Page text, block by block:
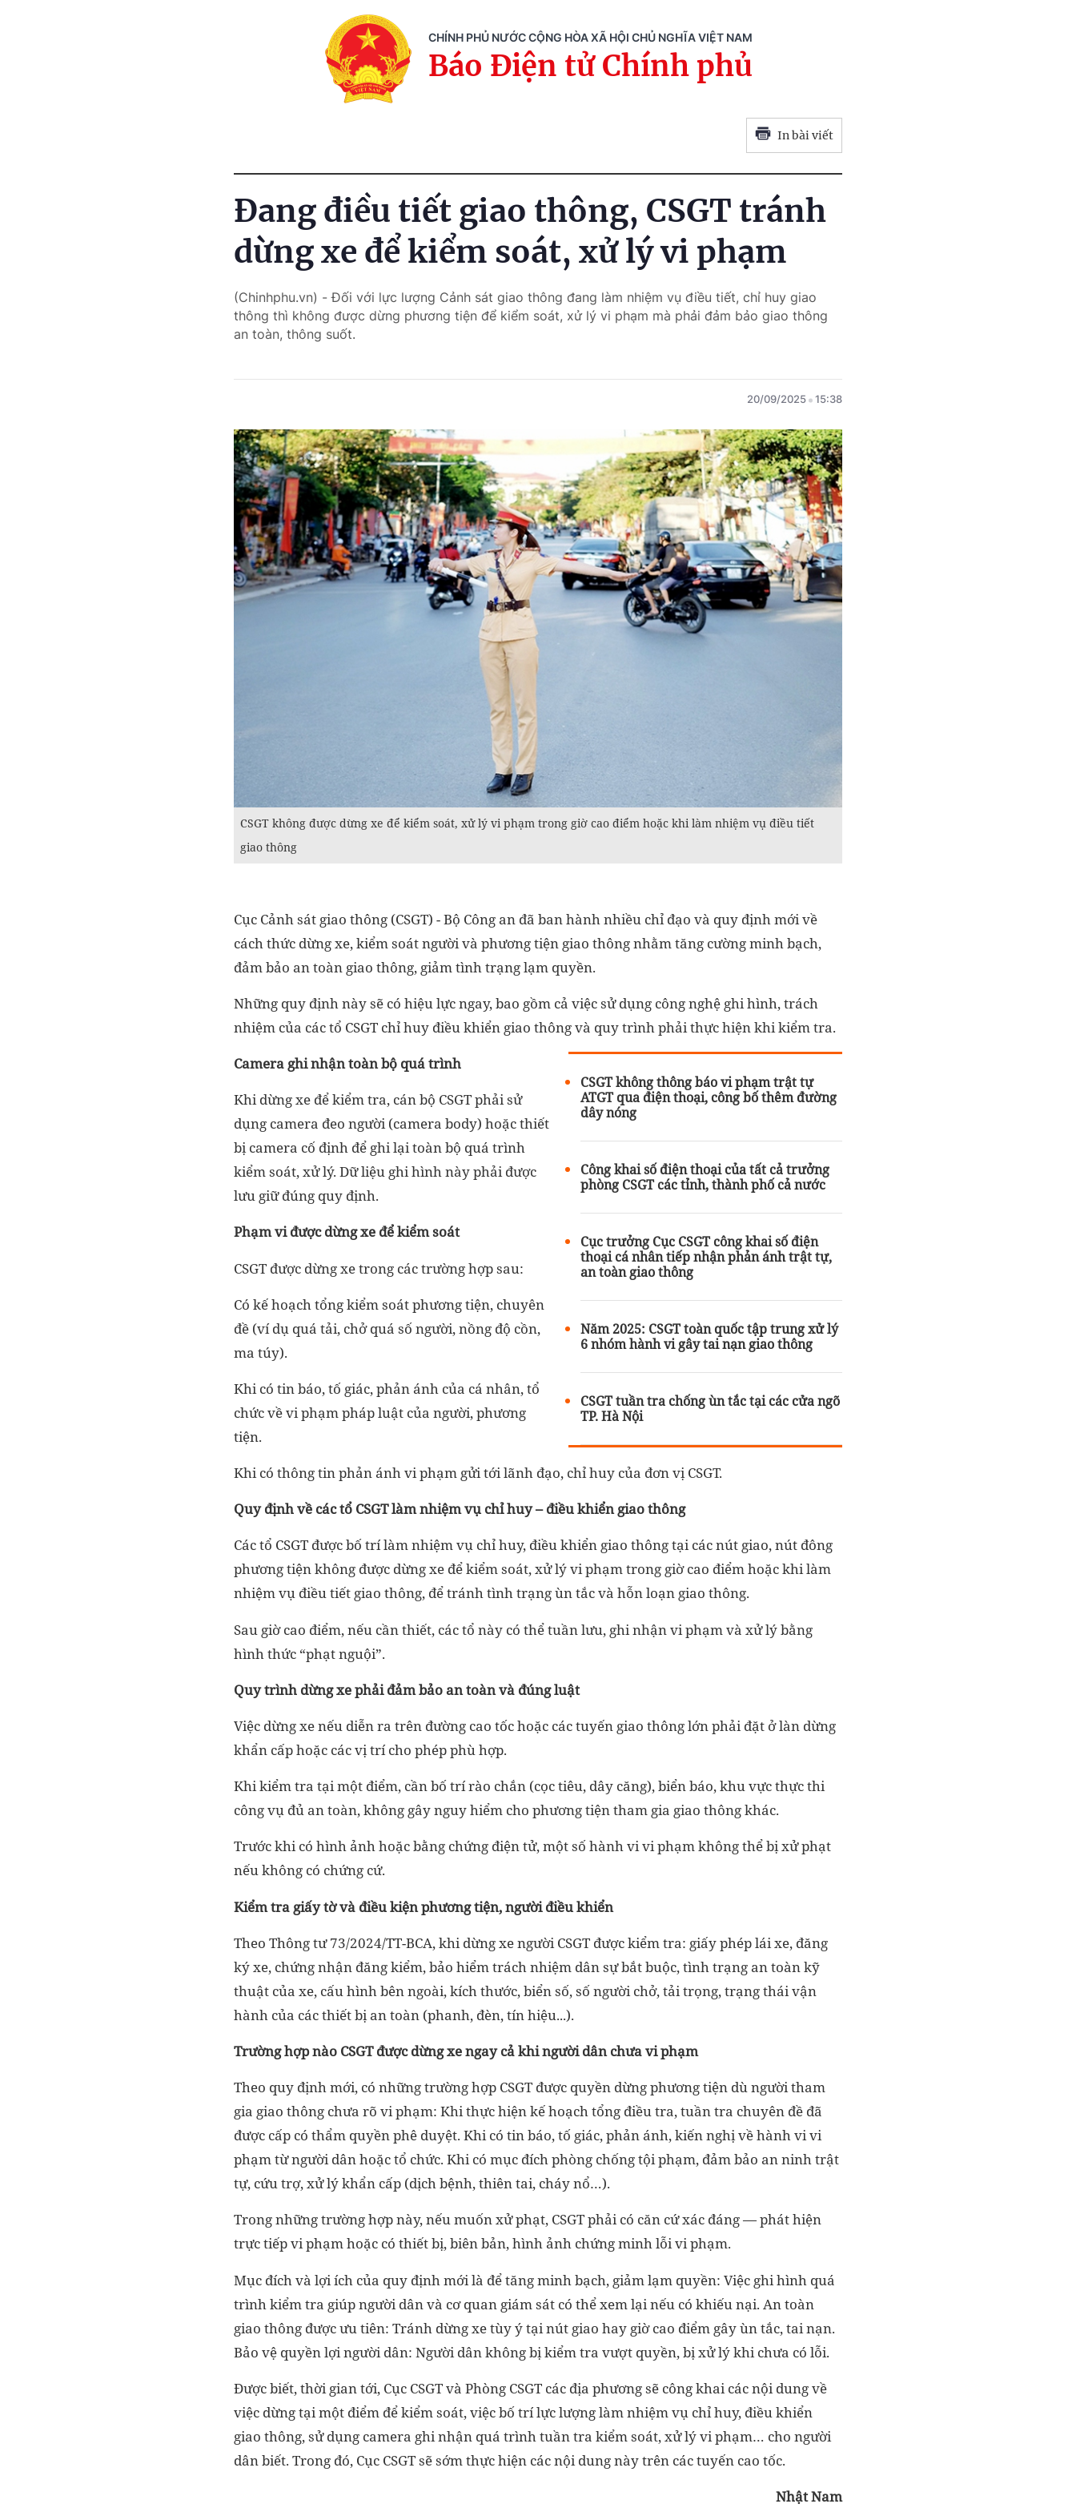
CHÍNH PHỦ NƯỚC CỘNG HÒA XÃ HỘI CHỦ NGHĨA VIỆT NAM
Báo Điện tử Chính phủ
In bài viết
Đang điều tiết giao thông, CSGT tránh
dừng xe để kiểm soát, xử lý vi phạm
(Chinhphu.vn) - Đối với lực lượng Cảnh sát giao thông đang làm nhiệm vụ điều tiết, chỉ huy giao
thông thì không được dừng phương tiện để kiểm soát, xử lý vi phạm mà phải đảm bảo giao thông
an toàn, thông suốt.
20/09/2025 15:38
CSGT không được dừng xe để kiểm soát, xử lý vi phạm trong giờ cao điểm hoặc khi làm nhiệm vụ điều tiết
giao thông
Cục Cảnh sát giao thông (CSGT) - Bộ Công an đã ban hành nhiều chỉ đạo và quy định mới về
cách thức dừng xe, kiểm soát người và phương tiện giao thông nhằm tăng cường minh bạch,
đảm bảo an toàn giao thông, giảm tình trạng lạm quyền.
Những quy định này sẽ có hiệu lực ngay, bao gồm cả việc sử dụng công nghệ ghi hình, trách
nhiệm của các tổ CSGT chỉ huy điều khiển giao thông và quy trình phải thực hiện khi kiểm tra.
CSGT không thông báo vi phạm trật tự
ATGT qua điện thoại, công bố thêm đường
dây nóng
Công khai số điện thoại của tất cả trưởng
phòng CSGT các tỉnh, thành phố cả nước
Cục trưởng Cục CSGT công khai số điện
thoại cá nhân tiếp nhận phản ánh trật tự,
an toàn giao thông
Năm 2025: CSGT toàn quốc tập trung xử lý
6 nhóm hành vi gây tai nạn giao thông
CSGT tuần tra chống ùn tắc tại các cửa ngõ
TP. Hà Nội
Camera ghi nhận toàn bộ quá trình
Khi dừng xe để kiểm tra, cán bộ CSGT phải sử
dụng camera đeo người (camera body) hoặc thiết
bị camera cố định để ghi lại toàn bộ quá trình
kiểm soát, xử lý. Dữ liệu ghi hình này phải được
lưu giữ đúng quy định.
Phạm vi được dừng xe để kiểm soát
CSGT được dừng xe trong các trường hợp sau:
Có kế hoạch tổng kiểm soát phương tiện, chuyên
đề (ví dụ quá tải, chở quá số người, nồng độ cồn,
ma túy).
Khi có tin báo, tố giác, phản ánh của cá nhân, tổ
chức về vi phạm pháp luật của người, phương
tiện.
Khi có thông tin phản ánh vi phạm gửi tới lãnh đạo, chỉ huy của đơn vị CSGT.
Quy định về các tổ CSGT làm nhiệm vụ chỉ huy – điều khiển giao thông
Các tổ CSGT được bố trí làm nhiệm vụ chỉ huy, điều khiển giao thông tại các nút giao, nút đông
phương tiện không được dừng xe để kiểm soát, xử lý vi phạm trong giờ cao điểm hoặc khi làm
nhiệm vụ điều tiết giao thông, để tránh tình trạng ùn tắc và hỗn loạn giao thông.
Sau giờ cao điểm, nếu cần thiết, các tổ này có thể tuần lưu, ghi nhận vi phạm và xử lý bằng
hình thức “phạt nguội”.
Quy trình dừng xe phải đảm bảo an toàn và đúng luật
Việc dừng xe nếu diễn ra trên đường cao tốc hoặc các tuyến giao thông lớn phải đặt ở làn dừng
khẩn cấp hoặc các vị trí cho phép phù hợp.
Khi kiểm tra tại một điểm, cần bố trí rào chắn (cọc tiêu, dây căng), biển báo, khu vực thực thi
công vụ đủ an toàn, không gây nguy hiểm cho phương tiện tham gia giao thông khác.
Trước khi có hình ảnh hoặc bằng chứng điện tử, một số hành vi vi phạm không thể bị xử phạt
nếu không có chứng cứ.
Kiểm tra giấy tờ và điều kiện phương tiện, người điều khiển
Theo Thông tư 73/2024/TT-BCA, khi dừng xe người CSGT được kiểm tra: giấy phép lái xe, đăng
ký xe, chứng nhận đăng kiểm, bảo hiểm trách nhiệm dân sự bắt buộc, tình trạng an toàn kỹ
thuật của xe, cấu hình bên ngoài, kích thước, biển số, số người chở, tải trọng, trạng thái vận
hành của các thiết bị an toàn (phanh, đèn, tín hiệu...).
Trường hợp nào CSGT được dừng xe ngay cả khi người dân chưa vi phạm
Theo quy định mới, có những trường hợp CSGT được quyền dừng phương tiện dù người tham
gia giao thông chưa rõ vi phạm: Khi thực hiện kế hoạch tổng điều tra, tuần tra chuyên đề đã
được cấp có thẩm quyền phê duyệt. Khi có tin báo, tố giác, phản ánh, kiến nghị về hành vi vi
phạm từ người dân hoặc tổ chức. Khi có mục đích phòng chống tội phạm, đảm bảo an ninh trật
tự, cứu trợ, xử lý khẩn cấp (dịch bệnh, thiên tai, cháy nổ…).
Trong những trường hợp này, nếu muốn xử phạt, CSGT phải có căn cứ xác đáng — phát hiện
trực tiếp vi phạm hoặc có thiết bị, biên bản, hình ảnh chứng minh lỗi vi phạm.
Mục đích và lợi ích của quy định mới là để tăng minh bạch, giảm lạm quyền: Việc ghi hình quá
trình kiểm tra giúp người dân và cơ quan giám sát có thể xem lại nếu có khiếu nại. An toàn
giao thông được ưu tiên: Tránh dừng xe tùy ý tại nút giao hay giờ cao điểm gây ùn tắc, tai nạn.
Bảo vệ quyền lợi người dân: Người dân không bị kiểm tra vượt quyền, bị xử lý khi chưa có lỗi.
Được biết, thời gian tới, Cục CSGT và Phòng CSGT các địa phương sẽ công khai các nội dung về
việc dừng tại một điểm để kiểm soát, việc bố trí lực lượng làm nhiệm vụ chỉ huy, điều khiển
giao thông, sử dụng camera ghi nhận quá trình tuần tra kiểm soát, xử lý vi phạm… cho người
dân biết. Trong đó, Cục CSGT sẽ sớm thực hiện các nội dung này trên các tuyến cao tốc.
Nhật Nam